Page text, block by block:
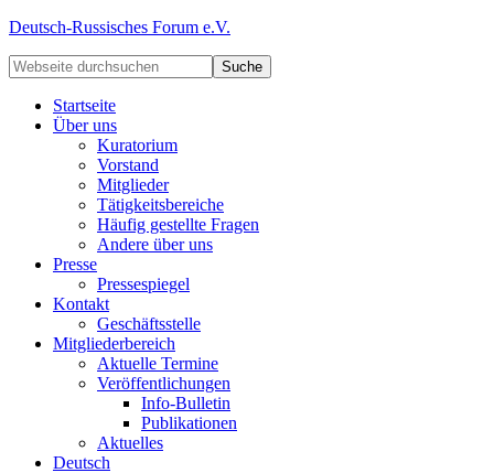
Deutsch-Russisches Forum e.V.
Startseite
Über uns
Kuratorium
Vorstand
Mitglieder
Tätigkeitsbereiche
Häufig gestellte Fragen
Andere über uns
Presse
Pressespiegel
Kontakt
Geschäftsstelle
Mitgliederbereich
Aktuelle Termine
Veröffentlichungen
Info-Bulletin
Publikationen
Aktuelles
Deutsch